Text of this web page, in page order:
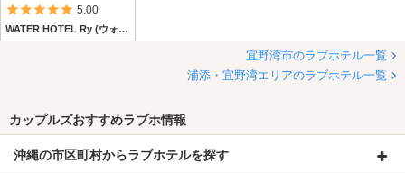
5つ星のうち5
5.00
WATER HOTEL Ry (ウォーターホテル リュウ)
宜野湾市のラブホテル一覧
浦添・宜野湾エリアのラブホテル一覧
カップルズおすすめラブホ情報
沖縄の市区町村からラブホテルを探す